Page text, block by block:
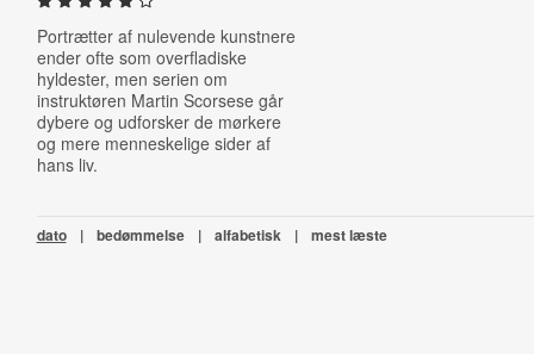
Portrætter af nulevende kunstnere
ender ofte som overfladiske
hyldester, men serien om
instruktøren Martin Scorsese går
dybere og udforsker de mørkere
og mere menneskelige sider af
hans liv.
dato | bedømmelse | alfabetisk | mest læste